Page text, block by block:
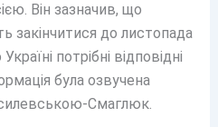
Він зазначив, що
закінчитися до листопада
потрібні відповідні
була озвучена
Смаглюк.